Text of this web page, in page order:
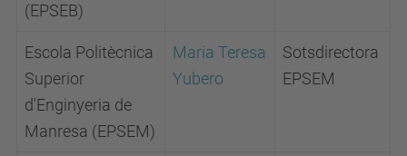
(EPSEB)
Escola Politècnica
Superior
d'Enginyeria de
Manresa (EPSEM)
Maria Teresa
Yubero
Sotsdirectora
EPSEM